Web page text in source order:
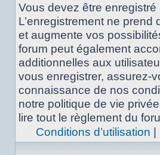
Vous devez être
L’enregistrement ne
et augmente vos
forum peut également
additionnelles aux
vous enregistrer, assurez-
connaissance de nos
notre politique de vie
lire tout le règlement du
Conditions d’utilisation |